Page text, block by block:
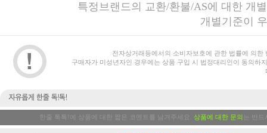
특정브랜드의 교환/환불/AS에 대한 개
개별기준이
전자상거래등에서의 소비자보호에 관한 법률에 의
구매자가 미성년자인 경우에는 상품 구입 시 법정대리인이 동의하
한줄 톡톡!에 상품에 대한 짧은 코멘트를 남겨주세요. 상품에 대한 문의 는 반드